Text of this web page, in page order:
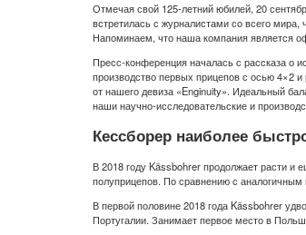
Отмечая свой 125-летний юбилей, 20
встретилась с журналистами со всего
Напоминаем, что наша компания является
Пресс-конференция началась с рассказа о
производство первых прицепов с осью 4×2
от нашего девиза «Enginuity». Идеальный
наши научно-исследовательские и
Кессборер наиболее
В 2018 году Kässbohrer продолжает расти и
полуприцепов. По сравнению с
В первой половине 2018 года Kässbohrer
Португалии. Занимает первое место в